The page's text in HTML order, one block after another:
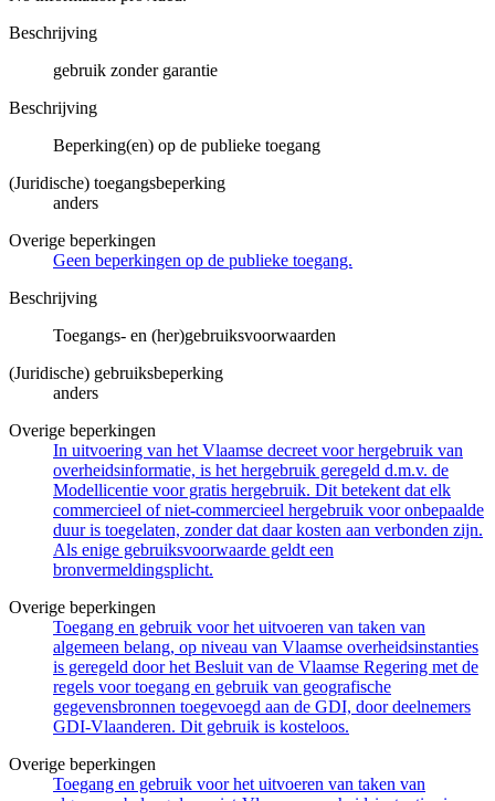
Beschrijving
gebruik zonder garantie
Beschrijving
Beperking(en) op de publieke toegang
(Juridische) toegangsbeperking
anders
Overige beperkingen
Geen beperkingen op de publieke toegang.
Beschrijving
Toegangs- en (her)gebruiksvoorwaarden
(Juridische) gebruiksbeperking
anders
Overige beperkingen
In uitvoering van het Vlaamse decreet voor hergebruik van
overheidsinformatie, is het hergebruik geregeld d.m.v. de
Modellicentie voor gratis hergebruik. Dit betekent dat elk
commercieel of niet-commercieel hergebruik voor onbepaalde
duur is toegelaten, zonder dat daar kosten aan verbonden zijn.
Als enige gebruiksvoorwaarde geldt een
bronvermeldingsplicht.
Overige beperkingen
Toegang en gebruik voor het uitvoeren van taken van
algemeen belang, op niveau van Vlaamse overheidsinstanties
is geregeld door het Besluit van de Vlaamse Regering met de
regels voor toegang en gebruik van geografische
gegevensbronnen toegevoegd aan de GDI, door deelnemers
GDI-Vlaanderen. Dit gebruik is kosteloos.
Overige beperkingen
Toegang en gebruik voor het uitvoeren van taken van